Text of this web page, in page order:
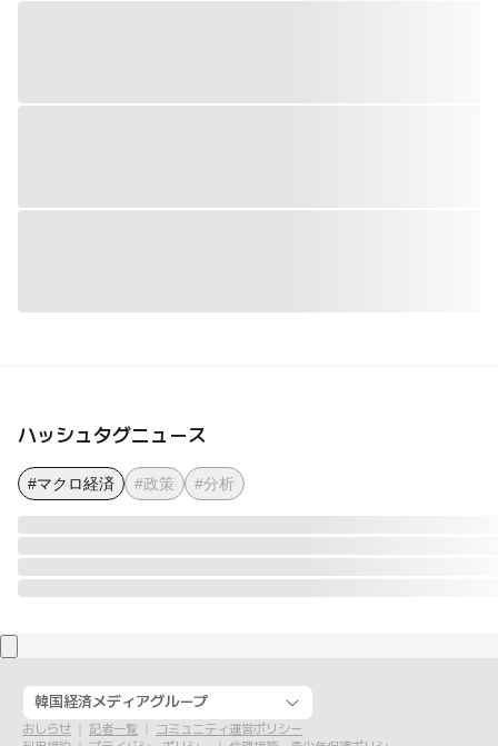
ハッシュタグニュース
#マクロ経済 #政策 #分析
韓国経済メディアグループ
おしらせ 記者一覧
コミュニティ運営ポリシー